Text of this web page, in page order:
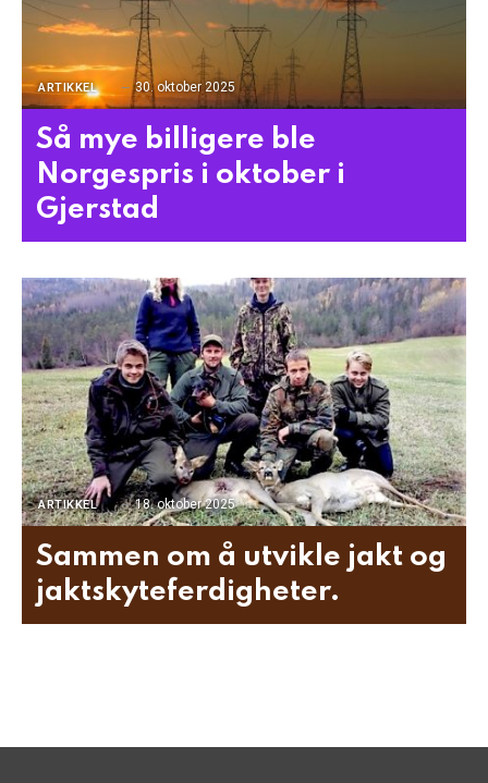
ARTIKKEL 30. oktober 2025
Så mye billigere ble
Norgespris i oktober i
Gjerstad
ARTIKKEL 18. oktober 2025
Sammen om å utvikle jakt og
jaktskyteferdigheter.